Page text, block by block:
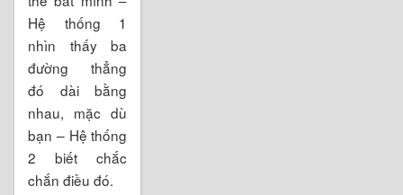
Hệ thống 1
nhìn thấy ba
đường thẳng
đó dài bằng
nhau, mặc dù
bạn – Hệ thống
2 biết chắc
chắn điều đó.